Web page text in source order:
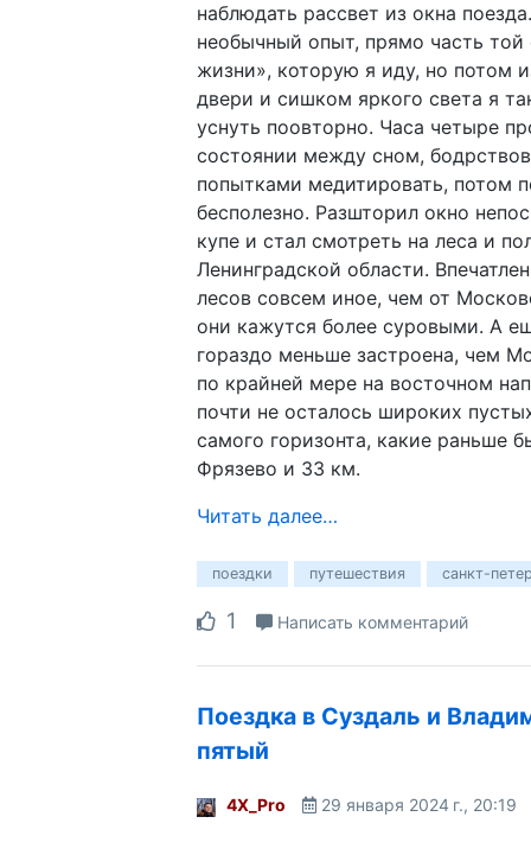
наблюдать рассвет из окна
необычный опыт, прямо часть той
жизни», которую я иду, но потом
двери и сишком яркого света я
уснуть поовторно. Часа четыре
состоянии между сном,
попытками медитировать, потом
бесполезно. Разшторил окно
купе и стал смотреть на леса и
Ленинградской области.
лесов совсем иное, чем от
они кажутся более суровыми. А
гораздо меньше застроена, чем
по крайней мере на восточном
почти не осталось широких
самого горизонта, какие раньше
Фрязево и 33 км.
Читать далее…
поездки путешествия санкт-
1 Написать комментарий
Поездка в Суздаль и
пятый
4X_Pro 29 января 2024 г., 20:19